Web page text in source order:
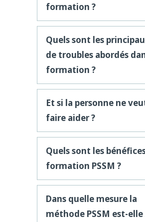
formation ?
Quels sont les
de troubles abordés
formation ?
Et si la personne ne
faire aider ?
Quels sont les
formation PSSM ?
Dans quelle mesure la
méthode PSSM est-